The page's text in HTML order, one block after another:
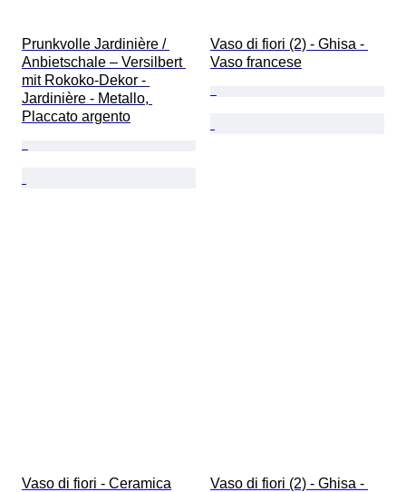
Prunkvolle Jardinière /
Anbietschale – Versilbert
mit Rokoko-Dekor -
Jardinière - Metallo,
Placcato argento
Vaso di fiori (2) - Ghisa -
Vaso francese
Vaso di fiori - Ceramica
Vaso di fiori (2) - Ghisa -